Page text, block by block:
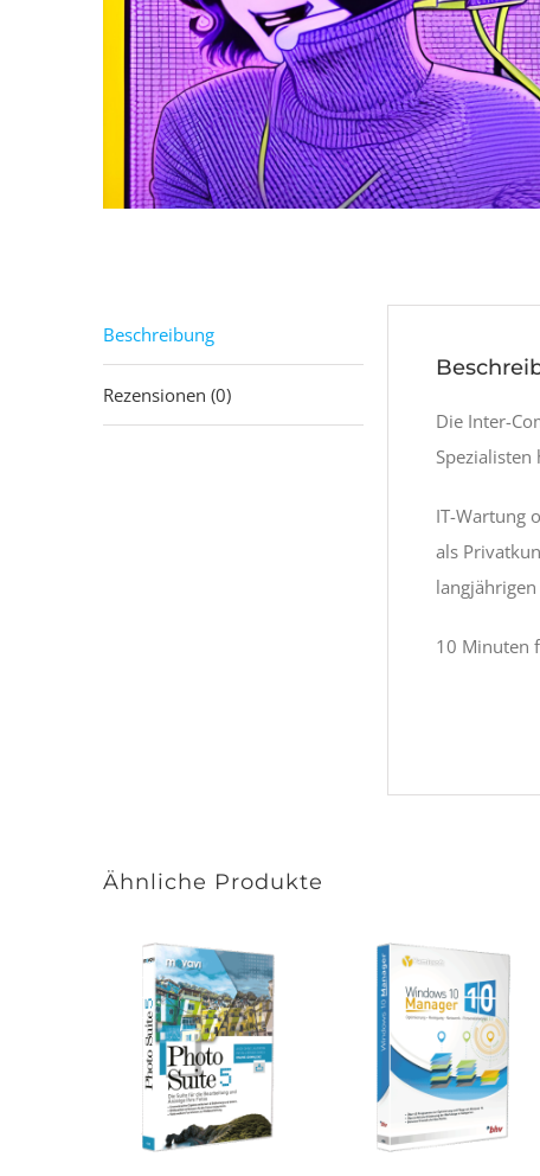
Beschreibung
Rezensionen (0)
Die Inter-
IT-Wartung
als
10 Minuten
Ähnliche Produkte